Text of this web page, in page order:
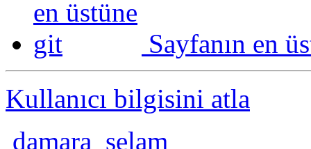
Sayfanın en
Kullanıcı bilgisini atla
damara_selam